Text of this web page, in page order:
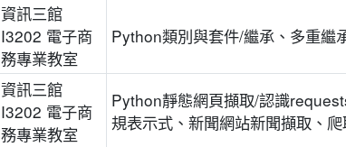
資訊三館
I3202 電子商
務專業教室
Python類別與套件/繼承、多重繼
資訊三館
I3202 電子商
務專業教室
Python靜態網頁擷取/認識
規表示式、新聞網站新聞擷取、